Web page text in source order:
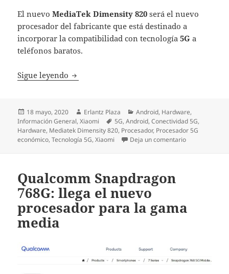
El nuevoMediaTek Dimensity 820 será el nuevo
procesador del fabricante que está destinado a
incorporar la compatibilidad con tecnología5G a
teléfonos baratos.
Sigue leyendo 2020 será el año 5G: MediaTek anuncia
Publicado
el
18 mayo, 2020 Autor
Erlantz Plaza Categorías
Android, Hardware,
Información General,Xiaomi Etiquetas
5G,Android,Conectividad 5G,
Hardware, Mediatek Dimensity 820, Procesador, Procesador 5G
económico,Tecnología 5G,Xiaomi Deja un comentarioen 2020 será
Qualcomm Snapdragon
768G: llega el nuevo
procesador para la gama
media